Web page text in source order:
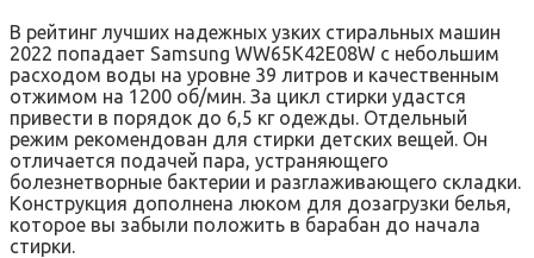
В рейтинг лучших надежных узких стиральных машин
2022 попадает Samsung WW65K42E08W с небольшим
расходом воды на уровне 39 литров и качественным
отжимом на 1200 об/мин. За цикл стирки удастся
привести в порядок до 6,5 кг одежды. Отдельный
режим рекомендован для стирки детских вещей. Он
отличается подачей пара, устраняющего
болезнетворные бактерии и разглаживающего складки.
Конструкция дополнена люком для дозагрузки белья,
которое вы забыли положить в барабан до начала
стирки.